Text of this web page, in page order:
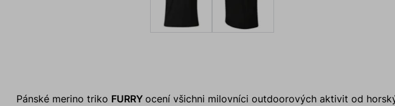
Pánské merino triko FURRY ocení všichni milovníci outdoorových aktivit od